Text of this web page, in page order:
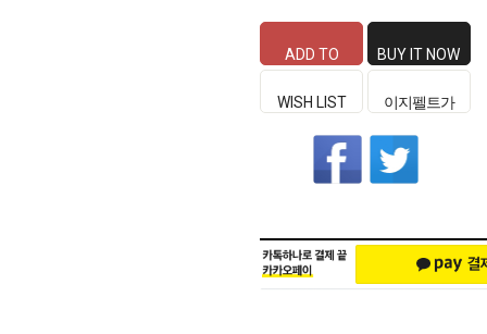
ADD TO
CART
BUY IT NOW
WISH LIST 이지펠트가
좋은 이유